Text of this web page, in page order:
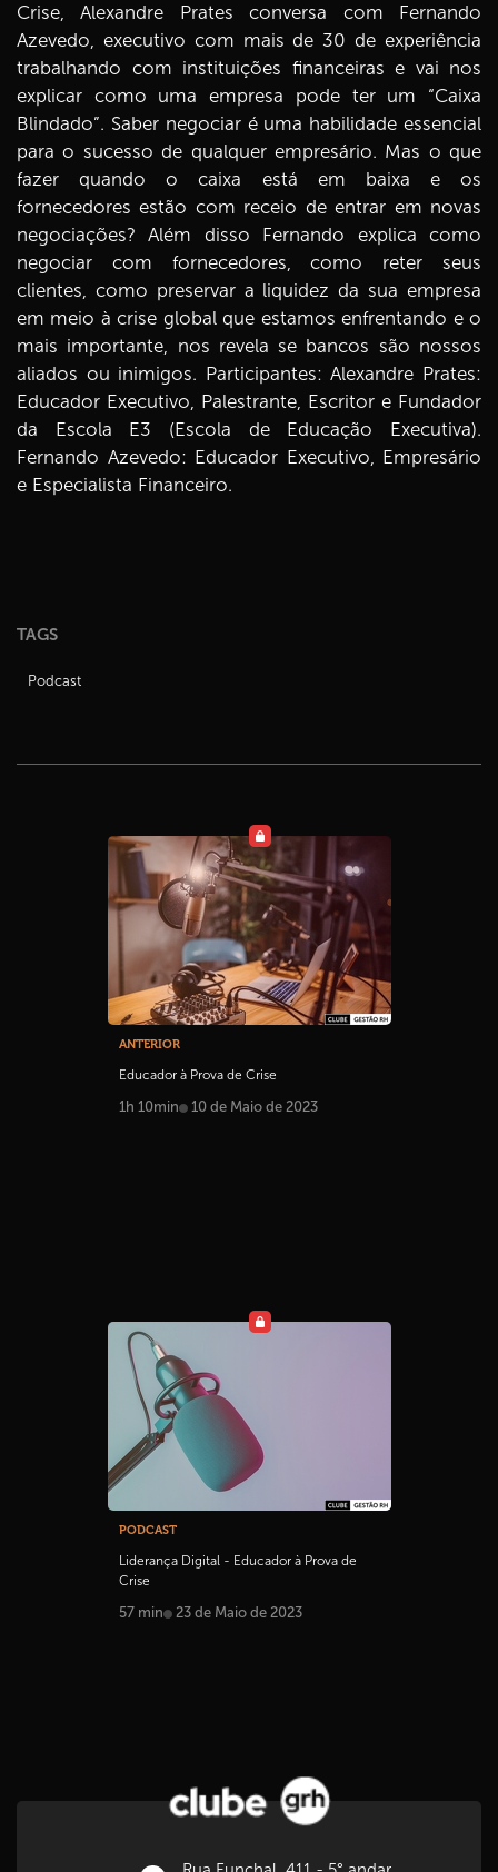
Crise, Alexandre Prates conversa com Fernando
Azevedo, executivo com mais de 30 de experiência
trabalhando com instituições financeiras e vai nos
explicar como uma empresa pode ter um “Caixa
Blindado”. Saber negociar é uma habilidade essencial
para o sucesso de qualquer empresário. Mas o que
fazer quando o caixa está em baixa e os
fornecedores estão com receio de entrar em novas
negociações? Além disso Fernando explica como
negociar com fornecedores, como reter seus
clientes, como preservar a liquidez da sua empresa
em meio à crise global que estamos enfrentando e o
mais importante, nos revela se bancos são nossos
aliados ou inimigos. Participantes: Alexandre Prates:
Educador Executivo, Palestrante, Escritor e Fundador
da Escola E3 (Escola de Educação Executiva).
Fernando Azevedo: Educador Executivo, Empresário
e Especialista Financeiro.
TAGS
Podcast
ANTERIOR
Educador à Prova de Crise
1h 10min 10 de Maio de 2023
PODCAST
Liderança Digital - Educador à Prova de
Crise
57 min 23 de Maio de 2023